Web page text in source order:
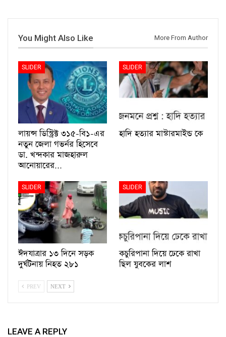
You Might Also Like More From Author
SLIDER
লায়ন্স ডিস্ট্রিক্ট ৩১৫-বি১-এর
নতুন জেলা গভর্নর হিসেবে
ডা. খন্দকার মাজহারুল
আনোয়ারের…
SLIDER
হাদি হত্যার মাস্টারমাইন্ড কে
SLIDER
ঈদযাত্রার ১৩ দিনে সড়ক
দুর্ঘটনায় নিহত ২৮১
SLIDER
কচুরিপানা দিয়ে ঢেকে রাখা
ছিল যুবকের লাশ
PREV NEXT
LEAVE A REPLY